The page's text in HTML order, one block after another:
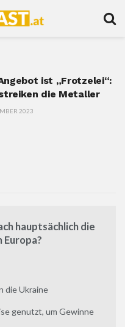
ist „Frotzelei“:
die Metaller
2023
hauptsächlich die
die Ukraine
genutzt, um Gewinne